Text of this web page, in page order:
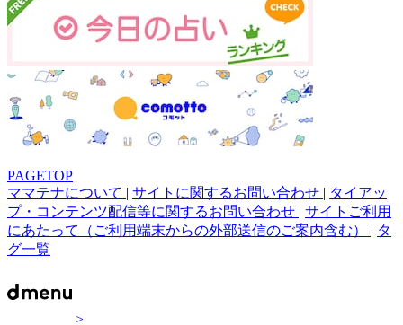
PAGETOP
ママテナについて | サイトに関するお問い合わせ | タイアッ
プ・コンテンツ配信等に関するお問い合わせ | サイトご利用
にあたって（ご利用端末からの外部送信のご案内含む） | タ
グ一覧
>